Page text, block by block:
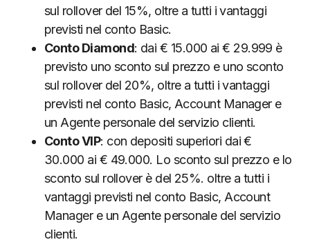
sul rollover del 15%, oltre a tutti i vantaggi
previsti nel conto Basic.
Conto Diamond: dai € 15.000 ai € 29.999 è
previsto uno sconto sul prezzo e uno sconto
sul rollover del 20%, oltre a tutti i vantaggi
previsti nel conto Basic, Account Manager e
un Agente personale del servizio clienti.
Conto VIP: con depositi superiori dai €
30.000 ai € 49.000. Lo sconto sul prezzo e lo
sconto sul rollover è del 25%. oltre a tutti i
vantaggi previsti nel conto Basic, Account
Manager e un Agente personale del servizio
clienti.